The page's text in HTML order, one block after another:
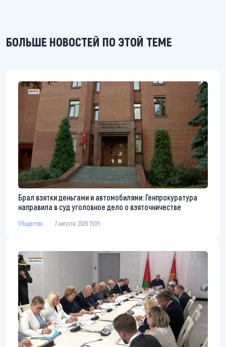
БОЛЬШЕ НОВОСТЕЙ ПО ЭТОЙ ТЕМЕ
Брал взятки деньгами и автомобилями: Генпрокуратура
направила в суд уголовное дело о взяточничестве
Общество 7 августа, 2026 15:05